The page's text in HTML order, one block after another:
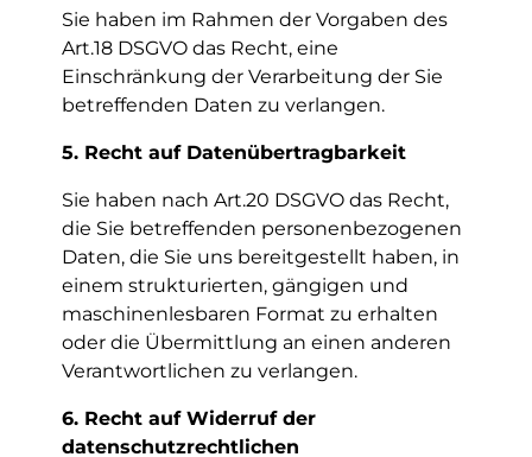
Sie haben im Rahmen der Vorgaben des
Art.18 DSGVO das Recht, eine
Einschränkung der Verarbeitung der Sie
betreffenden Daten zu verlangen.
5. Recht auf Datenübertragbarkeit
Sie haben nach Art.20 DSGVO das Recht,
die Sie betreffenden personenbezogenen
Daten, die Sie uns bereitgestellt haben, in
einem strukturierten, gängigen und
maschinenlesbaren Format zu erhalten
oder die Übermittlung an einen anderen
Verantwortlichen zu verlangen.
6. Recht auf Widerruf der
datenschutzrechtlichen